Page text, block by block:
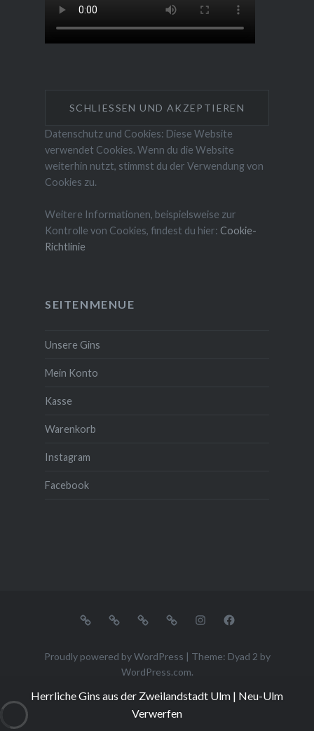
Datenschutz und Cookies: Diese Website
verwendet Cookies. Wenn du die Website
weiterhin nutzt, stimmst du der Verwendung von
Cookies zu.
Weitere Informationen, beispielsweise zur
Kontrolle von Cookies, findest du hier: Cookie-
Richtlinie
SEITENMENUE
Unsere Gins
Mein Konto
Kasse
Warenkorb
Instagram
Facebook
Unsere
Gins
Mein
Konto
KasseWarenkorb
InstagramFacebook
Proudly powered by WordPress | Theme: Dyad 2 by
WordPress.com.
Herrliche Gins aus der Zweilandstadt Ulm | Neu-Ulm
Verwerfen